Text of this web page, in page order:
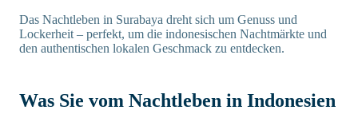
Das Nachtleben in Surabaya dreht sich um Genuss und
Lockerheit – perfekt, um die indonesischen Nachtmärkte und
den authentischen lokalen Geschmack zu entdecken.
Was Sie vom Nachtleben in Indonesien